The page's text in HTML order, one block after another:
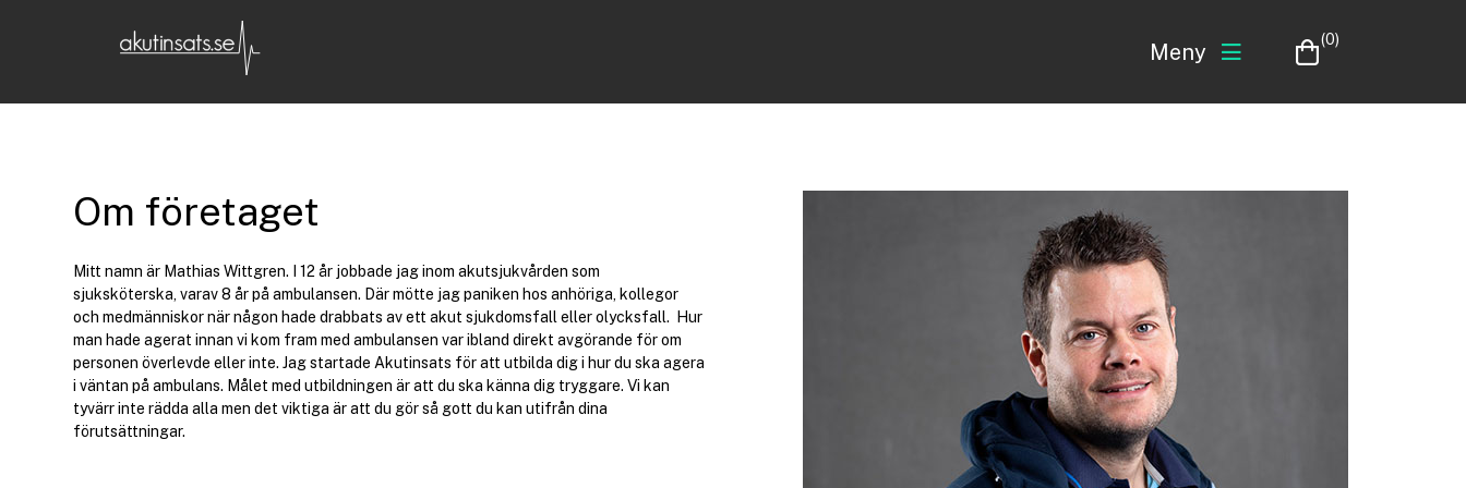
Meny
(0)
Om företaget
Mitt namn är Mathias Wittgren. I 12 år jobbade jag inom akutsjukvården som
sjuksköterska, varav 8 år på ambulansen. Där mötte jag paniken hos anhöriga, kollegor
och medmänniskor när någon hade drabbats av ett akut sjukdomsfall eller olycksfall. Hur
man hade agerat innan vi kom fram med ambulansen var ibland direkt avgörande för om
personen överlevde eller inte. Jag startade Akutinsats för att utbilda dig i hur du ska agera
i väntan på ambulans. Målet med utbildningen är att du ska känna dig tryggare. Vi kan
tyvärr inte rädda alla men det viktiga är att du gör så gott du kan utifrån dina
förutsättningar.